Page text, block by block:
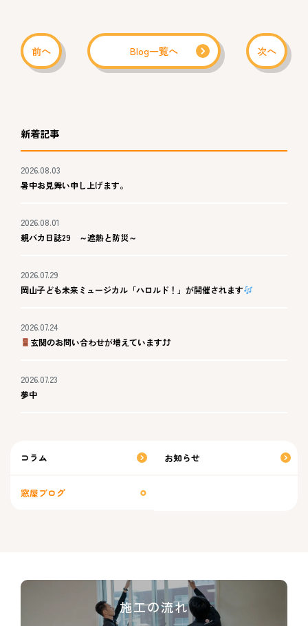
前へ 次へ
Blog一覧へ
新着記事
2026.08.03
暑中お見舞い申し上げます。
2026.08.01
親バカ日誌29 ～遮熱と防災～
2026.07.29
岡山子ども未来ミュージカル「ハロルド！」が開催されます
2026.07.24
玄関のお問い合わせが増えています⤴⤴
2026.07.23
夢中
コラム お知らせ
窓屋ブログ
施工の流れ